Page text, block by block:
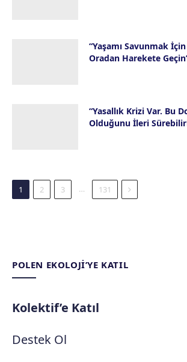
“Yaşamı Savunmak
Oradan Harekete
“Yasallık Krizi Var. Bu
Olduğunu İleri
1 2 3 … 131 Next
POLEN EKOLOJI’YE KATIL
Kolektif’e Katıl
Destek Ol